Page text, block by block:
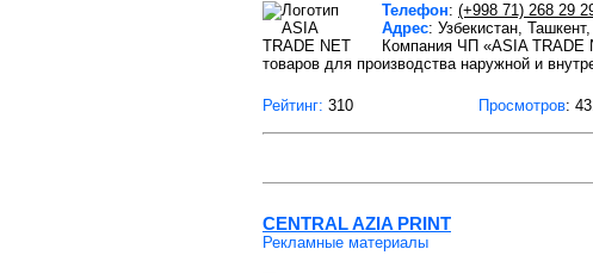
Телефон: (+998 71) 268 29
Адрес: Узбекистан,
Компания ЧП «ASIA TRADE
товаров для производства наружной и
Рейтинг: 310 Просмотров:
CENTRAL AZIA PRINT
Рекламные материалы